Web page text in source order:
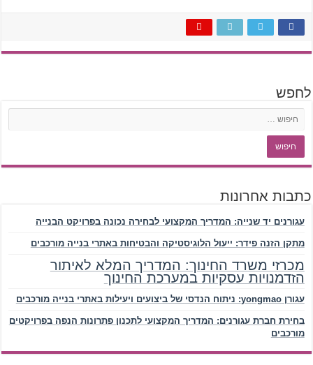
לחפש
כתבות אחרונות
עגורנים יד שנייה: המדריך המקצועי לבחירה נכונה בפרויקט הבנייה
מתקן הזנה פידר: ייעול הלוגיסטיקה והבטיחות באתרי בנייה מורכבים
מכרזי משרד החינוך: המדריך המלא לאיתור
הזדמנויות עסקיות במערכת החינוך
עגורן yongmao: ניתוח הנדסי של ביצועים ויעילות באתרי בנייה מורכבים
בחירת חברת עגורנים: המדריך המקצועי לתכנון פתרונות הנפה בפרויקטים
מורכבים